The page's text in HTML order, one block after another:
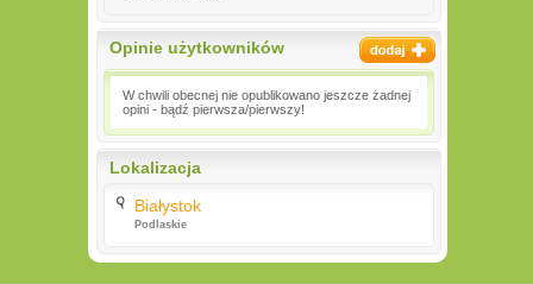
Opinie użytkowników
W chwili obecnej nie opublikowano jeszcze żadnej
opini - bądź pierwsza/pierwszy!
Lokalizacja
Białystok
Podlaskie